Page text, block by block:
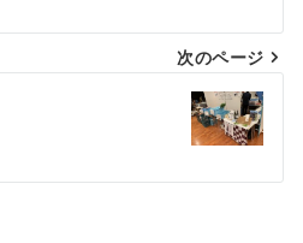
次のページ